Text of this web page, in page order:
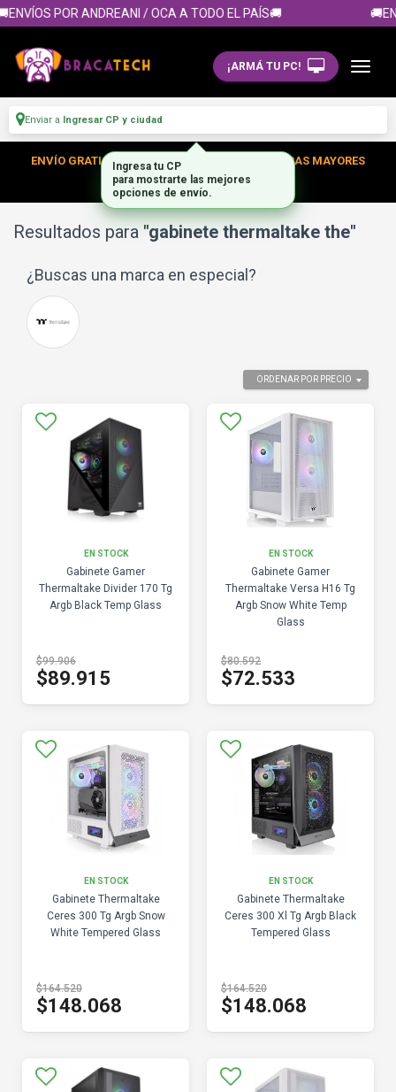
POR ANDREANI / OCA A TODO EL PAÍS🚚
¡ARMÁ TU PC!
Enviar a Ingresar CP y ciudad
ENVÍO GRATIS DENTRO DE CABA EN TUS COMPRAS MAYORES
A $300.000
Resultados para "gabinete thermaltake the"
¿Buscas una marca en especial?
ORDENAR POR PRECIO
EN STOCK
Gabinete Gamer
Thermaltake Divider 170 Tg
Argb Black Temp Glass
$99.906
$89.915
EN STOCK
Gabinete Gamer
Thermaltake Versa H16 Tg
Argb Snow White Temp
Glass
$80.592
$72.533
EN STOCK
Gabinete Thermaltake
Ceres 300 Tg Argb Snow
White Tempered Glass
$164.520
$148.068
EN STOCK
Gabinete Thermaltake
Ceres 300 Xl Tg Argb Black
Tempered Glass
$164.520
$148.068